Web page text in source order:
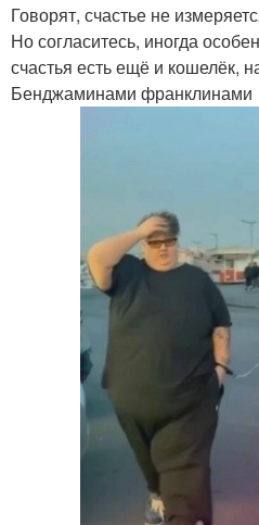
Говорят, счастье не
Но согласитесь, иногда
счастья есть ещё и кошелёк,
Бенджаминами франклинами